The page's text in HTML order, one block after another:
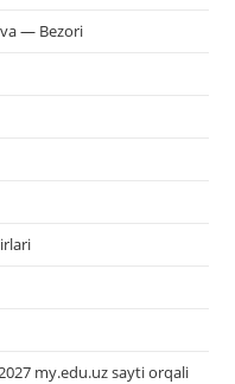
— Bezori
my.edu.uz sayti orqali